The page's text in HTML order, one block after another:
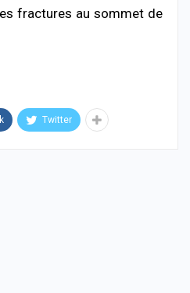
fractures au sommet de
Twitter